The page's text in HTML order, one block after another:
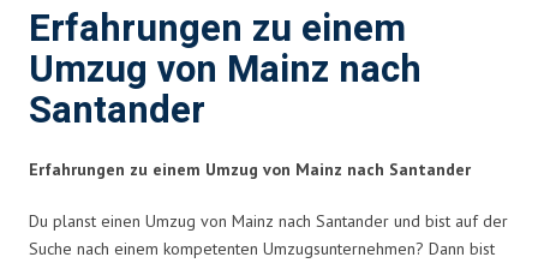
Erfahrungen zu einem
Umzug von Mainz nach
Santander
Erfahrungen zu einem Umzug von Mainz nach Santander
Du planst einen Umzug von Mainz nach Santander und bist auf der
Suche nach einem kompetenten Umzugsunternehmen? Dann bist